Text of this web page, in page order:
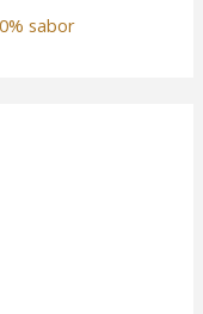
sabor